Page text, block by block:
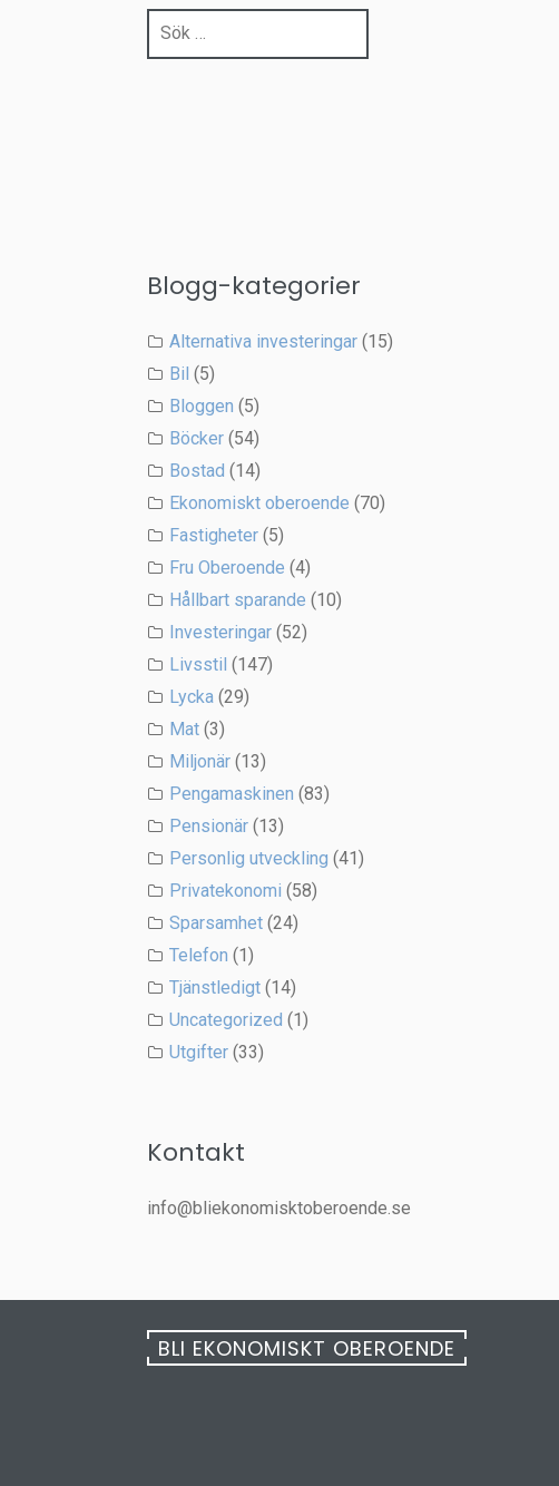
Sök
Blogg-kategorier
Alternativa investeringar (15)
Bil (5)
Bloggen (5)
Böcker (54)
Bostad (14)
Ekonomiskt oberoende (70)
Fastigheter (5)
Fru Oberoende (4)
Hållbart sparande (10)
Investeringar (52)
Livsstil (147)
Lycka (29)
Mat (3)
Miljonär (13)
Pengamaskinen (83)
Pensionär (13)
Personlig utveckling (41)
Privatekonomi (58)
Sparsamhet (24)
Telefon (1)
Tjänstledigt (14)
Uncategorized (1)
Utgifter (33)
Kontakt
info@bliekonomisktoberoende.se
BLI EKONOMISKT OBEROENDE